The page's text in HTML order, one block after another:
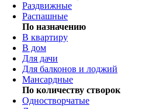
Раздвижные
Распашные
По назначению
В квартиру
В дом
Для дачи
Для балконов и лоджий
Мансардные
По количеству створок
Одностворчатые